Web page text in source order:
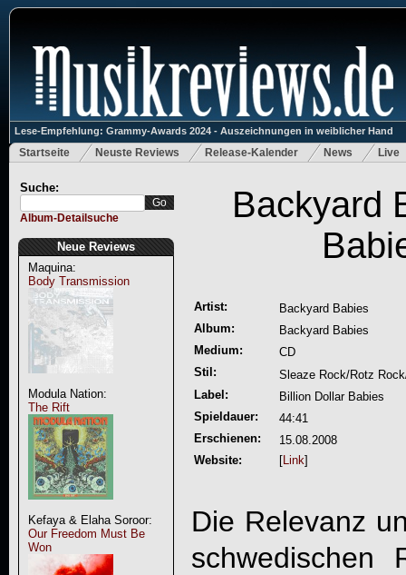
Lese-Empfehlung: Grammy-Awards 2024 - Auszeichnungen in weiblicher Hand
Startseite Neuste Reviews Release-Kalender News Live
Suche:
Album-Detailsuche
Neue Reviews
Maquina:
Body Transmission
Modula Nation:
The Rift
Kefaya & Elaha Soroor:
Our Freedom Must Be
Won
Backyard
Artist:
Backyard Babies
Album:
Backyard Babies
Medium:
CD
Stil:
Sleaze Rock/Rotz
Label:
Billion Dollar Babies
Spieldauer:
44:41
Erschienen:
15.08.2008
Website:
[Link]
Die Relevanz
schwedischen